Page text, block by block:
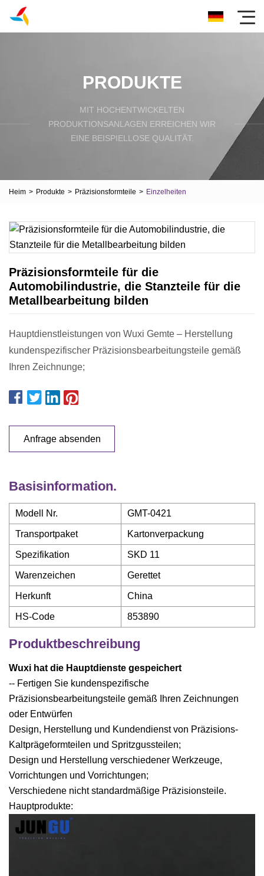
PRODUKTE
MIT HOCHENTWICKELTEN
PRODUKTIONSANLAGEN ERREICHEN WIR
EINE BEISPIELLOSE QUALITÄT.
Heim > Produkte > Präzisionsformteile > Einzelheiten
Präzisionsformteile für die
Automobilindustrie, die Stanzteile für die
Metallbearbeitung bilden
Hauptdienstleistungen von Wuxi Gemte – Herstellung
kundenspezifischer Präzisionsbearbeitungsteile gemäß
Ihren Zeichnunge;
Anfrage absenden
Basisinformation.
Modell Nr. GMT-0421
Transportpaket Kartonverpackung
Spezifikation SKD 11
Warenzeichen Gerettet
Herkunft China
HS-Code 853890
Produktbeschreibung
Wuxi hat die Hauptdienste gespeichert
-- Fertigen Sie kundenspezifische
Präzisionsbearbeitungsteile gemäß Ihren Zeichnungen
oder Entwürfen
Design, Herstellung und Kundendienst von Präzisions-
Kaltprägeformteilen und Spritzgussteilen;
Design und Herstellung verschiedener Werkzeuge,
Vorrichtungen und Vorrichtungen;
Verschiedene nicht standardmäßige Präzisionsteile.
Hauptprodukte: